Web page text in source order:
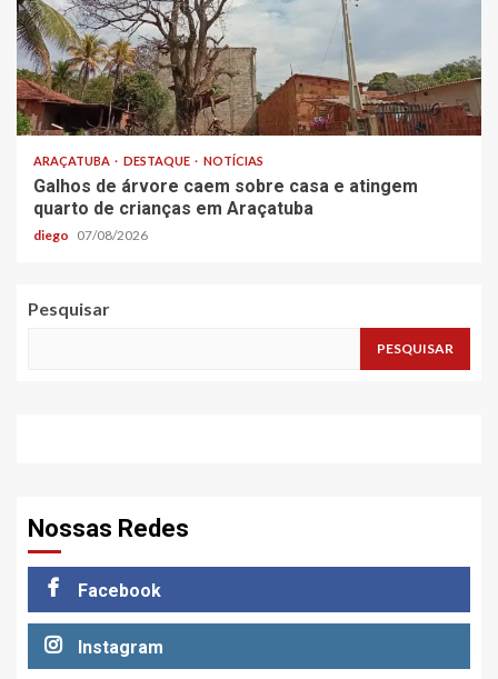
ARAÇATUBA DESTAQUE NOTÍCIAS
Galhos de árvore caem sobre casa e atingem
quarto de crianças em Araçatuba
diego 07/08/2026
Pesquisar
PESQUISAR
Nossas Redes
Facebook
Instagram